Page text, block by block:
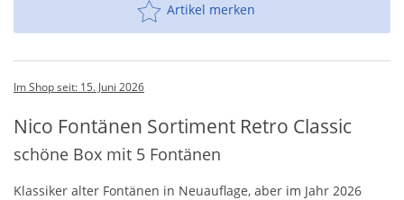
Artikel merken
Im Shop seit: 15. Juni 2026
Nico Fontänen Sortiment Retro Classic
schöne Box mit 5 Fontänen
Klassiker alter Fontänen in Neuauflage, aber im Jahr 2026